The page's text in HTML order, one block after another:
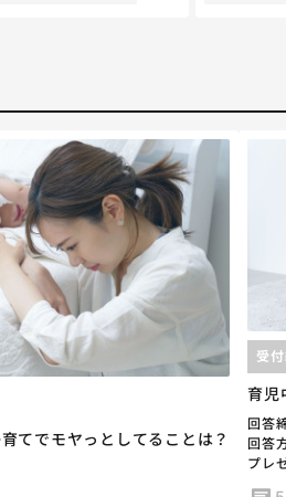
てでモヤっとしてることは？
育児
受
回答
回答
プレ